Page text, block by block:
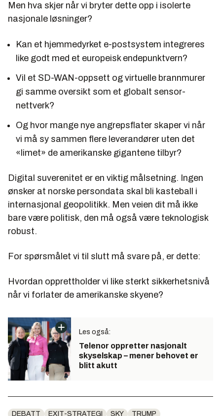
Men hva skjer når vi bryter dette opp i isolerte
nasjonale løsninger?
Kan et hjemmedyrket e-postsystem integreres
like godt med et europeisk endepunktvern?
Vil et SD-WAN-oppsett og virtuelle brannmurer
gi samme oversikt som et globalt sensor-
nettverk?
Og hvor mange nye angrepsflater skaper vi når
vi må sy sammen flere leverandører uten det
«limet» de amerikanske gigantene tilbyr?
Digital suverenitet er en viktig målsetning. Ingen
ønsker at norske persondata skal bli kasteball i
internasjonal geopolitikk. Men veien dit må ikke
bare være politisk, den må også være teknologisk
robust.
For spørsmålet vi til slutt må svare på, er dette:
Hvordan opprettholder vi like sterkt sikkerhetsnivå
når vi forlater de amerikanske skyene?
Les også:
Telenor oppretter nasjonalt
skyselskap – mener behovet er
blitt akutt
DEBATT EXIT-STRATEGI SKY TRUMP